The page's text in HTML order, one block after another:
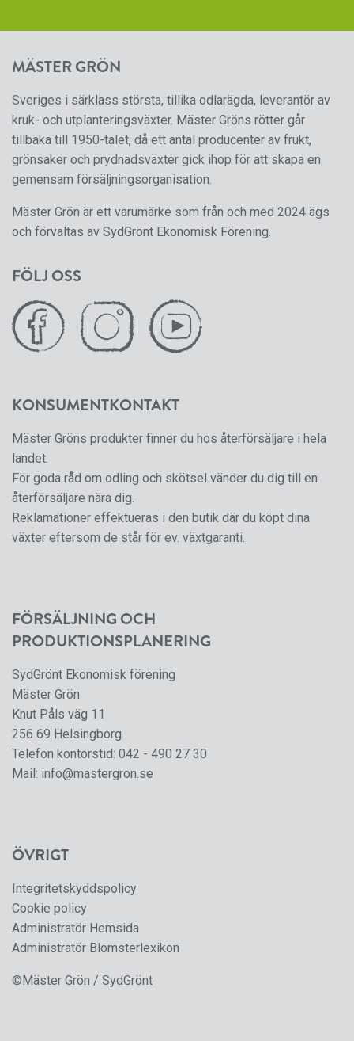
MÄSTER GRÖN
Sveriges i särklass största, tillika odlarägda, leverantör av
kruk- och utplanteringsväxter. Mäster Gröns rötter går
tillbaka till 1950-talet, då ett antal producenter av frukt,
grönsaker och prydnadsväxter gick ihop för att skapa en
gemensam försäljningsorganisation.
Mäster Grön är ett varumärke som från och med 2024 ägs
och förvaltas av SydGrönt Ekonomisk Förening.
FÖLJ OSS
KONSUMENTKONTAKT
Mäster Gröns produkter finner du hos återförsäljare i hela
landet.
För goda råd om odling och skötsel vänder du dig till en
återförsäljare nära dig.
Reklamationer effektueras i den butik där du köpt dina
växter eftersom de står för ev. växtgaranti.
FÖRSÄLJNING OCH
PRODUKTIONSPLANERING
SydGrönt Ekonomisk förening
Mäster Grön
Knut Påls väg 11
256 69 Helsingborg
Telefon kontorstid: 042 - 490 27 30
Mail: info@mastergron.se
ÖVRIGT
Integritetskyddspolicy
Cookie policy
Administratör Hemsida
Administratör Blomsterlexikon
©Mäster Grön / SydGrönt